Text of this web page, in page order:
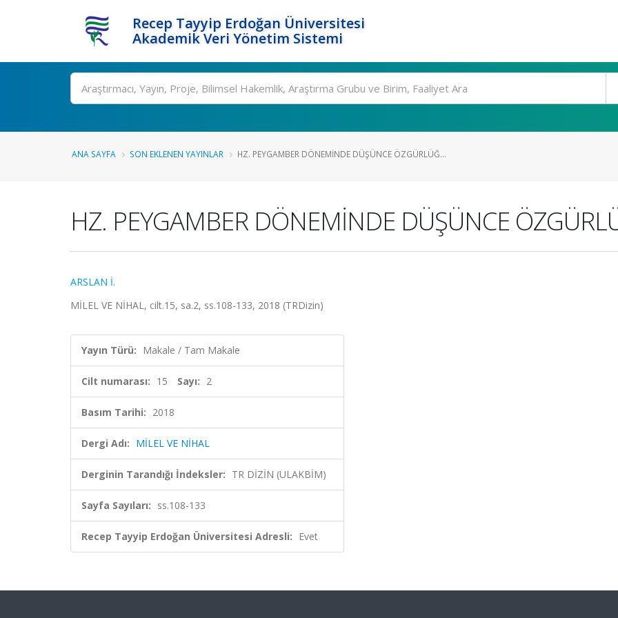
Recep Tayyip Erdoğan Üniversitesi
Akademik Veri Yönetim Sistemi
Ara
ANA SAYFA SON EKLENEN YAYINLAR HZ. PEYGAMBER DÖNEMİNDE DÜŞÜNCE ÖZGÜRLÜĞ...
HZ. PEYGAMBER DÖNEMİNDE DÜŞÜNCE
ARSLAN İ.
MİLEL VE NİHAL, cilt.15, sa.2, ss.108-133, 2018 (TRDizin)
Yayın Türü: Makale / Tam Makale
Cilt numarası: 15 Sayı: 2
Basım Tarihi: 2018
Dergi Adı: MİLEL VE NİHAL
Derginin Tarandığı İndeksler: TR DİZİN (ULAKBİM)
Sayfa Sayıları: ss.108-133
Recep Tayyip Erdoğan Üniversitesi Adresli: Evet